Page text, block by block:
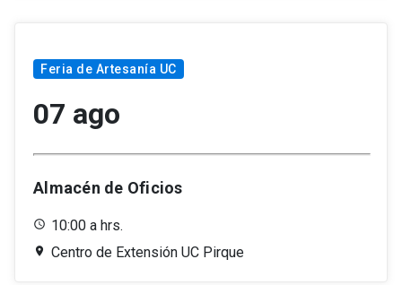
Feria de Artesanía UC
07 ago
Almacén de Oficios
10:00 a hrs.
Centro de Extensión UC Pirque